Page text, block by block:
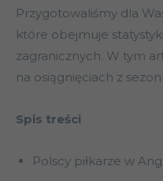
Przygotowaliśmy dla
które obejmuje
zagranicznych. W tym
na osiągnięciach z
Spis treści
Polscy piłkarze w